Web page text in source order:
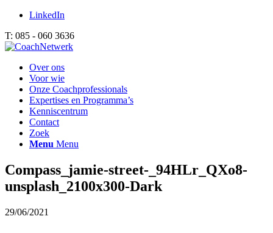
LinkedIn
T: 085 - 060 3636
Over ons
Voor wie
Onze Coachprofessionals
Expertises en Programma’s
Kenniscentrum
Contact
Zoek
Menu Menu
Compass_jamie-street-_94HLr_QXo8-
unsplash_2100x300-Dark
29/06/2021